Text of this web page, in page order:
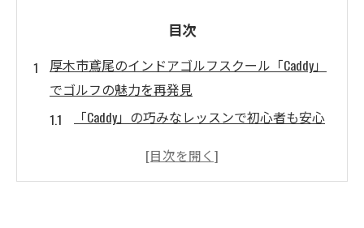
目次
厚木市鳶尾のインドアゴルフスクール「Caddy」
でゴルフの魅力を再発見
「Caddy」の巧みなレッスンで初心者も安心
24時間体制のインドアゴルフで時間を有効